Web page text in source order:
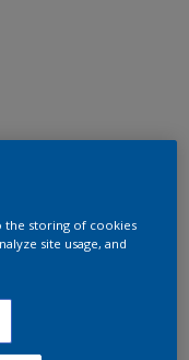
the storing of cookies
site usage, and